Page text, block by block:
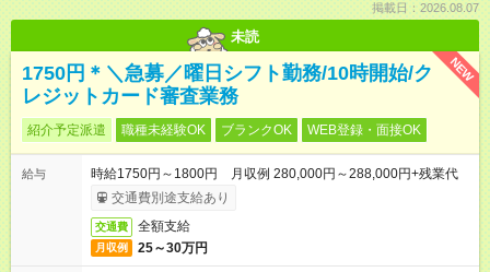
掲載日：2026.08.07
未読
NEW
1750円＊＼急募／曜日シフト勤務/10時開始/ク
レジットカード審査業務
紹介予定派遣 職種未経験OK ブランクOK WEB登録・面接OK
給与
時給1750円～1800円 月収例 280,000円～288,000円+残業代
交通費別途支給あり
交通費 全額支給
月収例 25～30万円